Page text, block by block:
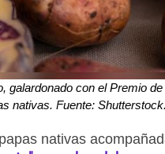
galardonado con el Premio de
nativas. Fuente: Shutterstock.
nativas